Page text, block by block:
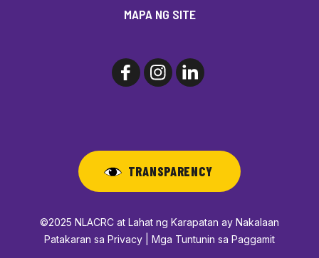
MAPA NG SITE
TRANSPARENCY
©2025 NLACRC at Lahat ng Karapatan ay Nakalaan
Patakaran sa Privacy | Mga Tuntunin sa Paggamit